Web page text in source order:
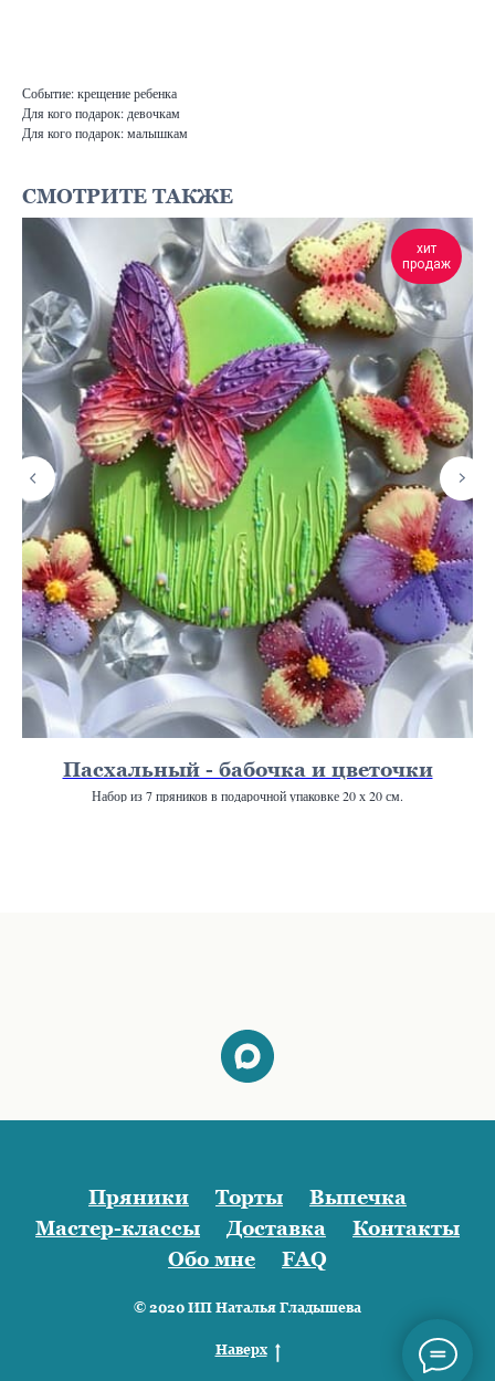
Событие: крещение ребенка
Для кого подарок: девочкам
Для кого подарок: малышкам
СМОТРИТЕ ТАКЖЕ
хит
продаж
Пасхальный - бабочка и цветочки
Набор из 7 пряников в подарочной упаковке 20 х 20 см.
Пряники Торты
Выпечка
Мастер-классы
Доставка
Контакты
Обо мне
FAQ
© 2020 ИП Наталья Гладышева
Наверх